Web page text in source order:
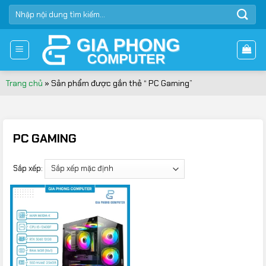
Bỏ
qua
dung
TÌM
KIẾM:
Trang chủ » Sản phẩm được gắn thẻ “ PC Gaming”
PC GAMING
Sắp xếp: